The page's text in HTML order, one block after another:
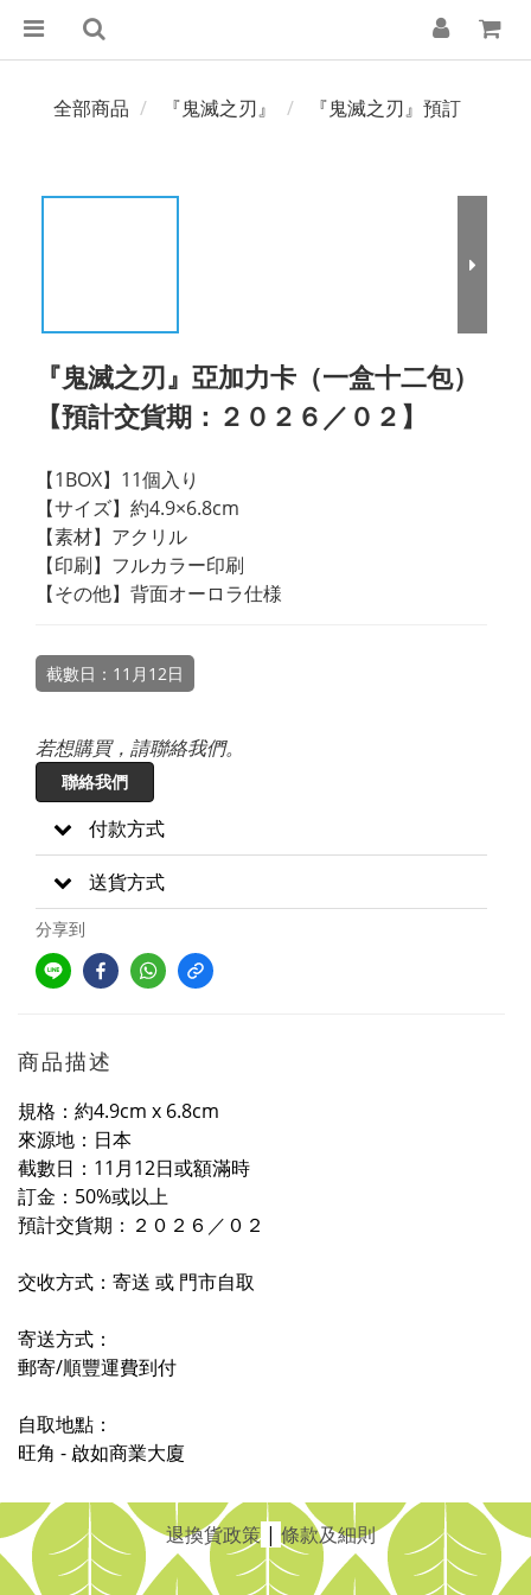
全部商品 『鬼滅之刃』 『鬼滅之刃』預訂
『鬼滅之刃』亞加力卡（一盒十二包）
【預計交貨期：２０２６／０２】
【1BOX】11個入り
【サイズ】約4.9×6.8cm
【素材】アクリル
【印刷】フルカラー印刷
【その他】背面オーロラ仕様
截數日：11月12日
若想購買，請聯絡我們。
聯絡我們
付款方式
送貨方式
分享到
商品描述
規格：約4.9cm x 6.8cm
來源地：日本
截數日：11月12日或額滿時
訂金：50%或以上
預計交貨期： ２０２ ６ ／０ ２
交收方式：寄送 或 門市自取
寄送方式：
郵寄/順豐運費到付
自取地點：
旺角 - 啟如商業大廈
退換貨政策| 條款及細則